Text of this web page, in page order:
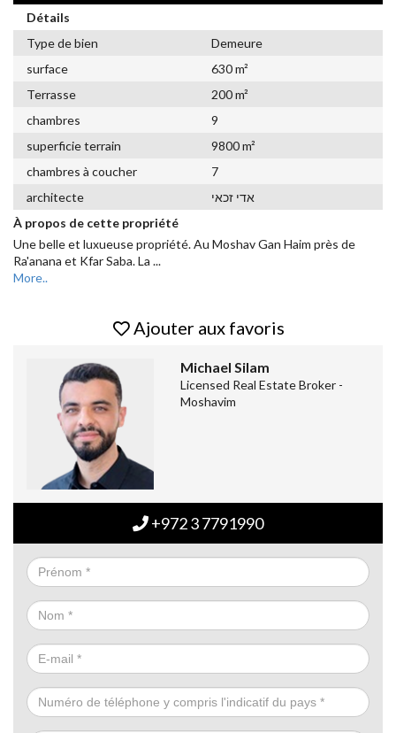
Détails
Type de bien
Demeure
surface
630 m²
Terrasse
200 m²
chambres
9
superficie terrain
9800 m²
chambres à coucher
7
architecte
אדי זכאי
À propos de cette propriété
Une belle et luxueuse propriété. Au Moshav Gan Haim près de
Ra'anana et Kfar Saba. La ...
More..
Ajouter aux favoris
Michael Silam
Licensed Real Estate Broker -
Moshavim
+972 3 7791990